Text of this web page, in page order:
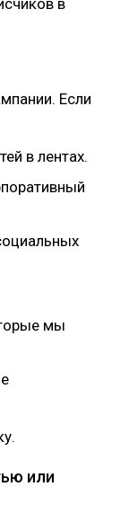
в
Если
в лентах.
мы
или